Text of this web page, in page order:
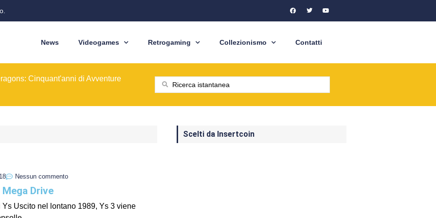
News Videogames Retrogaming Collezionismo Contatti
del modello originale
le sale giochi nel 1989
Cinquant'anni di Avventure
dal pixel al Sottosopra
BioWare
nostre tasche
del modello originale
le sale giochi nel 1989
Nessun commento
Drive
Ys Uscito nel lontano 1989, Ys 3 viene
Scelti da Insertcoin